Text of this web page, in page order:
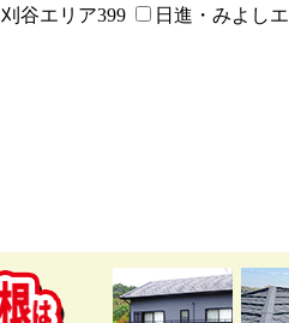
刈谷エリア399
日進・みよしエ